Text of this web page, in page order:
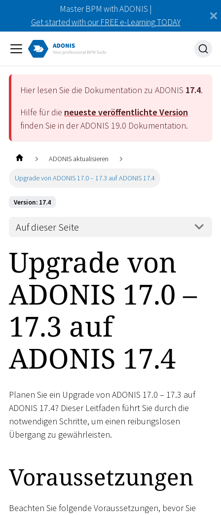
Master BPM with ADONIS |
Get started with our FREE e-Learning TODAY
Hier lesen Sie die Dokumentation zu ADONIS 17.4.
Hilfe für die neueste veröffentlichte Version
finden Sie in der ADONIS 19.0 Dokumentation.
ADONIS aktualisieren
Upgrade von ADONIS 17.0 – 17.3 auf ADONIS 17.4
Version: 17.4
Auf dieser Seite
Upgrade von
ADONIS 17.0 –
17.3 auf
ADONIS 17.4
Planen Sie ein Upgrade von ADONIS 17.0 – 17.3 auf
ADONIS 17.4? Dieser Leitfaden führt Sie durch die
notwendigen Schritte, um einen reibungslosen
Übergang zu gewährleisten.
Voraussetzungen
Beachten Sie folgende Voraussetzungen, bevor Sie